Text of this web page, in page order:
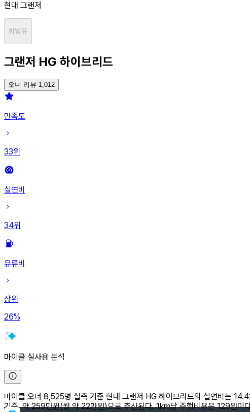
현대 그랜저
휘발유
그랜저 HG 하이브리드
오너 리뷰 1,012
만족도
33위
실연비
34위
유류비
상위
26%
마이클 실사용 분석
마이클 오너 8,525명 실측 기준 현대 그랜저 HG 하이브리드의 실연비는
기준, 약 259만원(월 약 22만원)으로 추산된다. 1km당 주행비용은 129원이